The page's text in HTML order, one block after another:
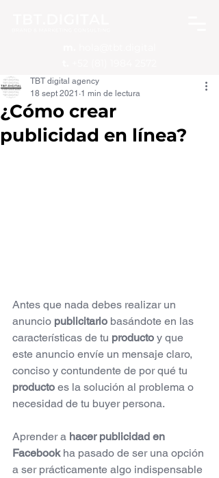
¿Cómo crear
publicidad en línea?
TBT digital agency
18 sept 2021 1 min de lectura
Antes que nada debes realizar un
anuncio publicitario basándote en las
características de tu producto y que
este anuncio envíe un mensaje claro,
conciso y contundente de por qué tu
producto es la solución al problema o
necesidad de tu buyer persona.
Aprender a hacer publicidad en
Facebook ha pasado de ser una opción
a ser prácticamente algo indispensable